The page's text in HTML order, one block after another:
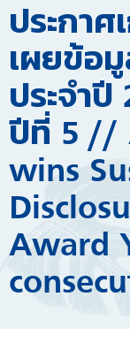
ประกา
เผยข้อ
ประจำปี
ปีที่ 5 //
wins
Award